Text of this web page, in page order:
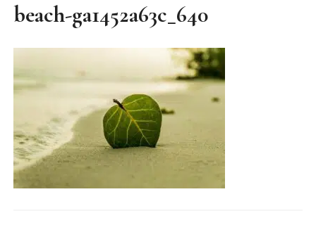
beach-ga1452a63c_640